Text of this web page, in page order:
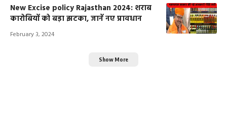
New Excise policy Rajasthan 2024: शराब
कारोबियों को बड़ा झटका, जानें नए प्रावधान
February 3, 2024
Show More